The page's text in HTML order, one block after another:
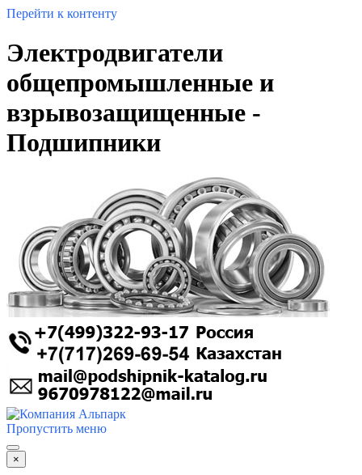
Перейти к контенту
Электродвигатели
общепромышленные и
взрывозащищенные -
Подшипники
Пропустить меню
×